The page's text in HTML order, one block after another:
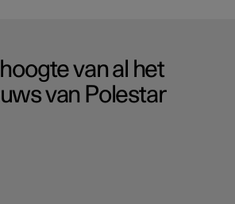
van al het
van Polestar